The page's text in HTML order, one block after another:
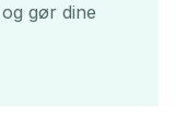
gør dine